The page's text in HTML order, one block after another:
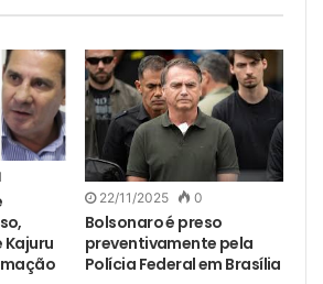
22/11/2025 0
Bolsonaro é preso
preventivamente pela
Polícia Federal em Brasília